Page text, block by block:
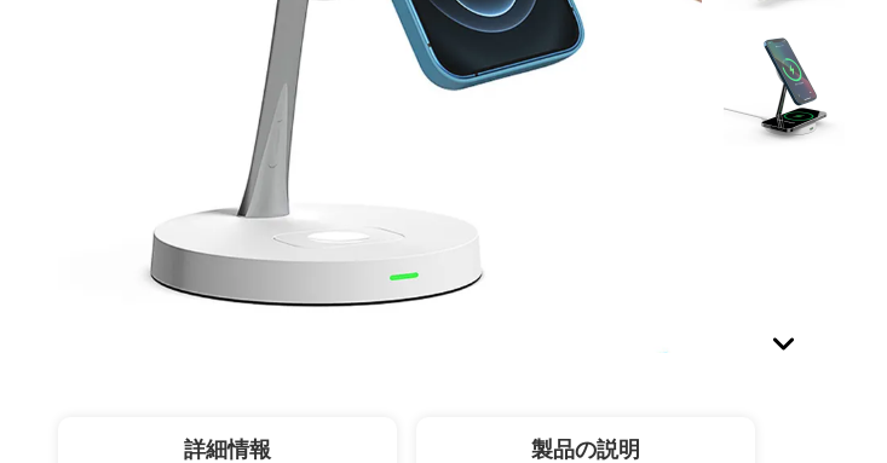
詳細情報 製品の説明